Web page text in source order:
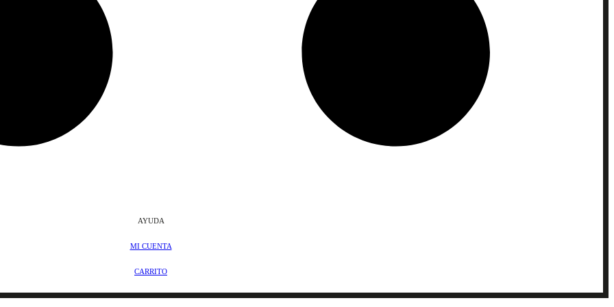
AYUDA
MI CUENTA
CARRITO